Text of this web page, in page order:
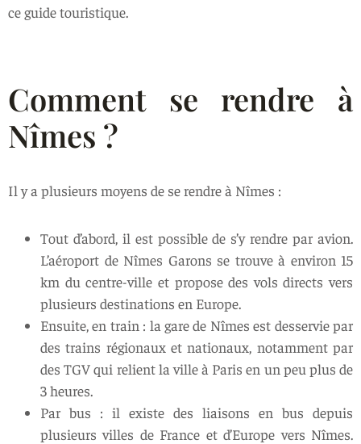
ce guide touristique.
Comment se rendre à
Nîmes ?
Il y a plusieurs moyens de se rendre à Nîmes :
Tout d’abord, il est possible de s’y rendre par avion.
L’aéroport de Nîmes Garons se trouve à environ 15
km du centre-ville et propose des vols directs vers
plusieurs destinations en Europe.
Ensuite, en train : la gare de Nîmes est desservie par
des trains régionaux et nationaux, notamment par
des TGV qui relient la ville à Paris en un peu plus de
3 heures.
Par bus : il existe des liaisons en bus depuis
plusieurs villes de France et d’Europe vers Nîmes.